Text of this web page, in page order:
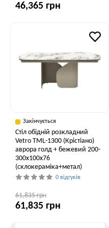
46,365 грн
Закінчується
Стіл обідній розкладний
Vetro TML-1300 (Крістіано)
аврора голд + бежевий 200-
300x100x76
(склокераміка+метал)
0 відгуків
61,835 грн
61,835 грн